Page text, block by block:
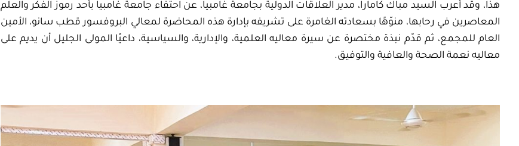
هذا، وقد أعرب السيد مباك كامارا، مدير العلاقات الدولية بجامعة غامبيا، عن احتفاء جامعة غامبيا بأحد رموز الفكر والعلم
المعاصرين في رحابها، منوّهًا بسعادته الغامرة على تشريفه بإدارة هذه المحاضرة لمعالي البروفسور قطب سانو، الأمين
العام للمجمع، ثم قدّم نبذة مختصرة عن سيرة معاليه العلمية، والإدارية، والسياسية، داعيًا المولى الجليل أن يديم على
معاليه نعمة الصحة والعافية والتوفيق.